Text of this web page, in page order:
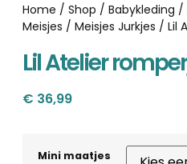
Home / Shop / Babykleding /
Meisjes / Meisjes Jurkjes / Lil
Lil Atelier
€ 36,99
Mini maatjes